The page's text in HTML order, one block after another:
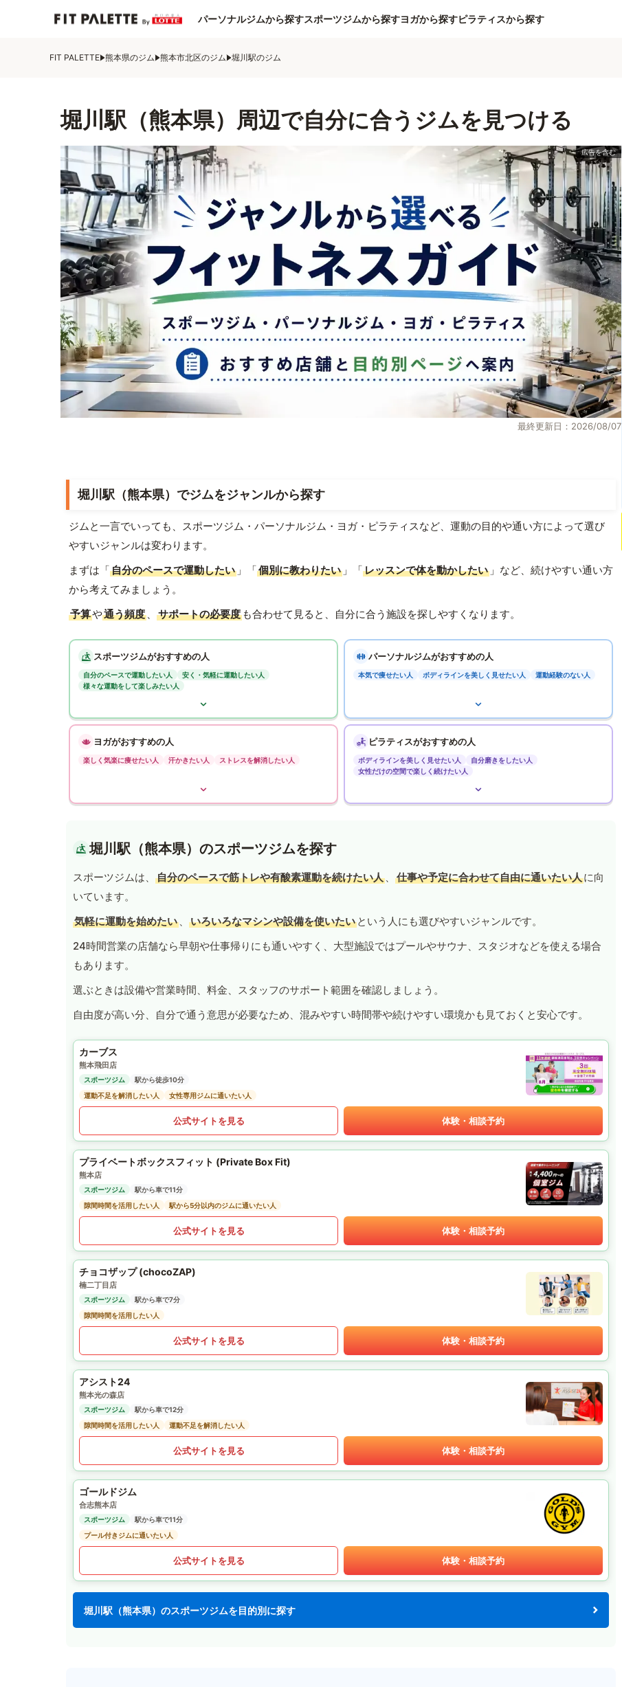
パーソナルジムから探すスポーツジムから探すヨガから探すピラティスから探す
FIT PALETTE 熊本県のジム 熊本市北区のジム 堀川駅のジム
堀川駅（熊本県）周辺で自分に合うジムを見つける
最終更新日：2026/08/07
堀川駅（熊本県）でジムをジャンルから探す
ジムと一言でいっても、スポーツジム・パーソナルジム・ヨガ・ピラティスなど、運動の目的や通い方によって選び
やすいジャンルは変わります。
まずは「自分のペースで運動したい 」「個別に教わりたい 」「レッスンで体を動かしたい 」など、続けやすい通い方
から考えてみましょう。
予算や通う頻度 、 サポートの必要度 も合わせて見ると、自分に合う施設を探しやすくなります。
スポーツジムがおすすめの人
自分のペースで運動したい人
安く・気軽に運動したい人
様々な運動をして楽しみたい人
パーソナルジムがおすすめの人
本気で痩せたい人 ボディラインを美しく見せたい人 運動経験のない人
ヨガがおすすめの人
楽しく気楽に痩せたい人 汗かきたい人 ストレスを解消したい人
ピラティスがおすすめの人
ボディラインを美しく見せたい人
自分磨きをしたい人
女性だけの空間で楽しく続けたい人
堀川駅（熊本県）のスポーツジムを探す
スポーツジムは、 自分のペースで筋トレや有酸素運動を続けたい人 、 仕事や予定に合わせて自由に通いたい人に向
いています。
気軽に運動を始めたい 、 いろいろなマシンや設備を使いたい という人にも選びやすいジャンルです。
24時間営業の店舗なら早朝や仕事帰りにも通いやすく、大型施設ではプールやサウナ、スタジオなどを使える場合
もあります。
選ぶときは設備や営業時間、料金、スタッフのサポート範囲を確認しましょう。
自由度が高い分、自分で通う意思が必要なため、混みやすい時間帯や続けやすい環境かも見ておくと安心です。
カーブス
熊本飛田店
スポーツジム
駅から徒歩10分
運動不足を解消したい人
女性専用ジムに通いたい人
公式サイトを見る 体験・相談予約
プライベートボックスフィット (Private Box Fit)
熊本店
スポーツジム
駅から車で11分
隙間時間を活用したい人
駅から5分以内のジムに通いたい人
公式サイトを見る 体験・相談予約
チョコザップ (chocoZAP)
楠二丁目店
スポーツジム
駅から車で7分
隙間時間を活用したい人
公式サイトを見る 体験・相談予約
アシスト24
熊本光の森店
スポーツジム
駅から車で12分
隙間時間を活用したい人
運動不足を解消したい人
公式サイトを見る 体験・相談予約
ゴールドジム
合志熊本店
スポーツジム
駅から車で11分
プール付きジムに通いたい人
公式サイトを見る 体験・相談予約
堀川駅（熊本県）のスポーツジムを目的別に探す